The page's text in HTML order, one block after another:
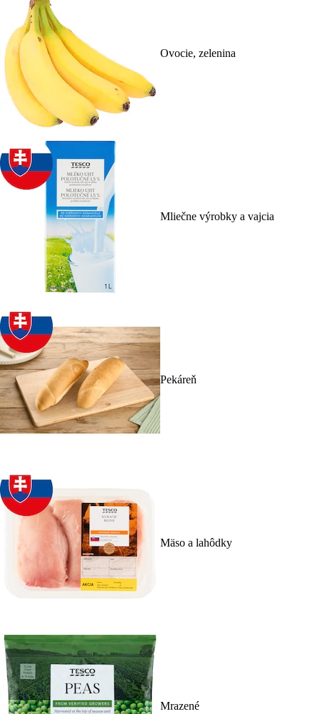
Ovocie, zelenina
Mliečne výrobky a vajcia
Pekáreň
Mäso a lahôdky
Mrazené